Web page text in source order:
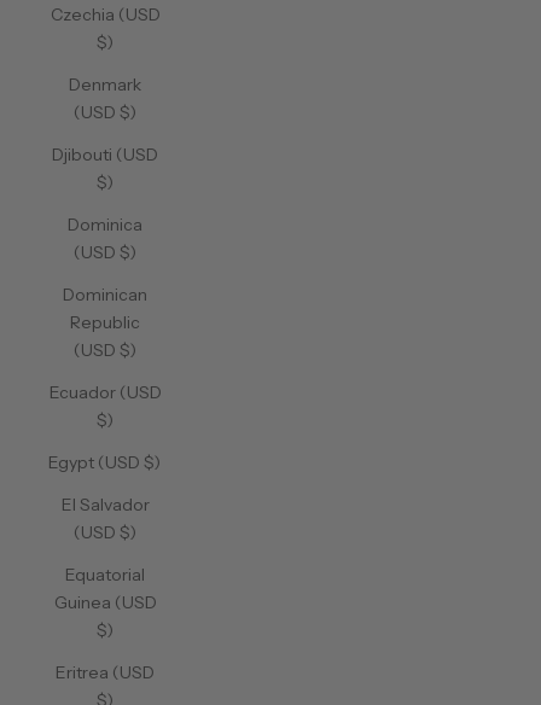
Czechia (USD
$)
Denmark
(USD $)
Djibouti (USD
$)
Dominica
(USD $)
Dominican
Republic
(USD $)
Ecuador (USD
$)
Egypt (USD $)
El Salvador
(USD $)
Equatorial
Guinea (USD
$)
Eritrea (USD